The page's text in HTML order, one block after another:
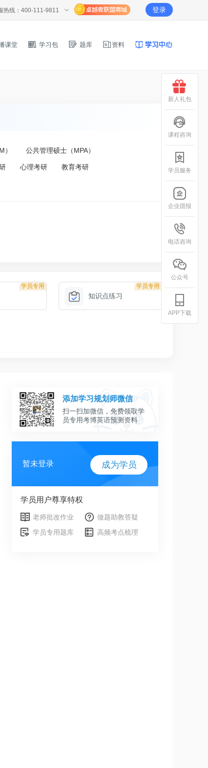
热线：400-111-9811 登录
课堂 学习包 题库 资料
） 公共管理硕士（MPA）
心理考研 教育考研
学员专用 学员专用
知识点练习
添加学习规划师微信
扫一扫加微信，免费领取学
员专用考博英语预测资料
暂未登录 成为学员
学员用户尊享特权
老师批改作业
做题助教答疑
学员专用题库
高频考点梳理
新人礼包
课程咨询
学员服务
企业团报
电话咨询
公众号
APP下载